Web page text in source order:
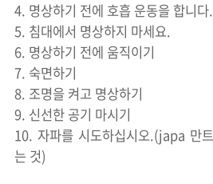
4. 명상하기 전에 호흡 운동을 합니다.
5. 침대에서 명상하지 마세요.
6. 명상하기 전에 움직이기
7. 숙면하기
8. 조명을 켜고 명상하기
9. 신선한 공기 마시기
10. 자파를 시도하십시오.(japa 만
는 것)